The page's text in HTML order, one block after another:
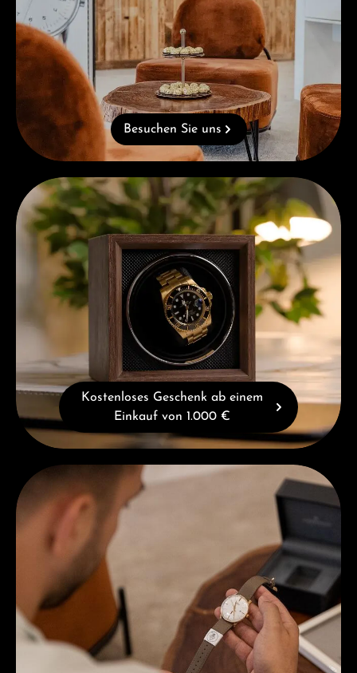
Besuchen Sie uns
Kostenloses Geschenk ab einem Einkauf von 1.000 €
Kostenloses Geschenk ab einem
Einkauf von 1.000 €
Beratung erhalten